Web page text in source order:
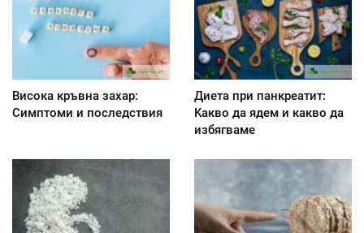
Висока кръвна захар:
Симптоми и последствия
Диета при панкреатит:
Kакво да ядем и какво да
избягваме